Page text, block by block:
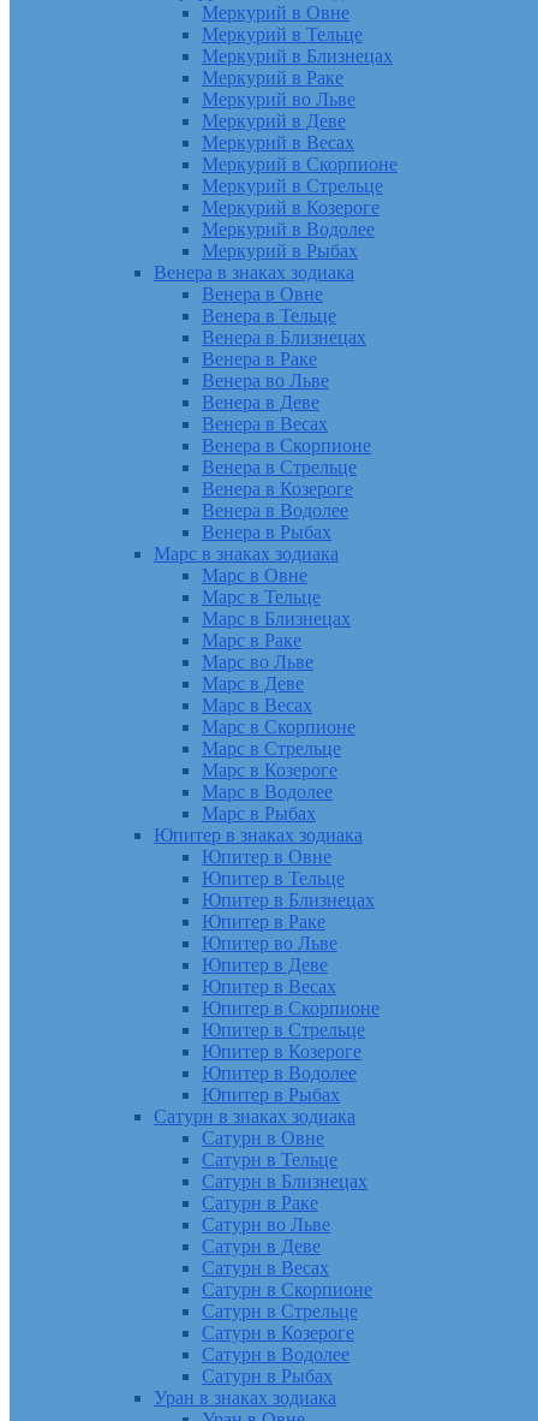
Меркурий в Овне
Меркурий в Тельце
Меркурий в Близнецах
Меркурий в Раке
Меркурий во Льве
Меркурий в Деве
Меркурий в Весах
Меркурий в Скорпионе
Меркурий в Стрельце
Меркурий в Козероге
Меркурий в Водолее
Меркурий в Рыбах
Венера в знаках зодиака
Венера в Овне
Венера в Тельце
Венера в Близнецах
Венера в Раке
Венера во Льве
Венера в Деве
Венера в Весах
Венера в Скорпионе
Венера в Стрельце
Венера в Козероге
Венера в Водолее
Венера в Рыбах
Марс в знаках зодиака
Марс в Овне
Марс в Тельце
Марс в Близнецах
Марс в Раке
Марс во Льве
Марс в Деве
Марс в Весах
Марс в Скорпионе
Марс в Стрельце
Марс в Козероге
Марс в Водолее
Марс в Рыбах
Юпитер в знаках зодиака
Юпитер в Овне
Юпитер в Тельце
Юпитер в Близнецах
Юпитер в Раке
Юпитер во Льве
Юпитер в Деве
Юпитер в Весах
Юпитер в Скорпионе
Юпитер в Стрельце
Юпитер в Козероге
Юпитер в Водолее
Юпитер в Рыбах
Сатурн в знаках зодиака
Сатурн в Овне
Сатурн в Тельце
Сатурн в Близнецах
Сатурн в Раке
Сатурн во Льве
Сатурн в Деве
Сатурн в Весах
Сатурн в Скорпионе
Сатурн в Стрельце
Сатурн в Козероге
Сатурн в Водолее
Сатурн в Рыбах
Уран в знаках зодиака